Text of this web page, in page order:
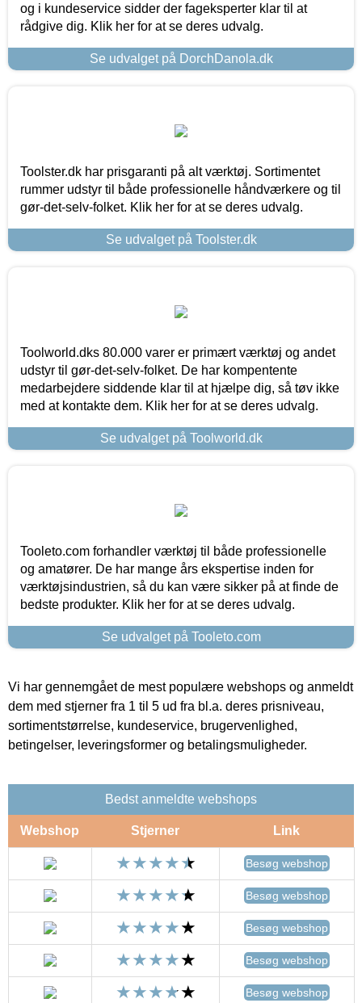
og i kundeservice sidder der fageksperter klar til at
rådgive dig. Klik her for at se deres udvalg.
Se udvalget på DorchDanola.dk
Toolster.dk har prisgaranti på alt værktøj. Sortimentet
rummer udstyr til både professionelle håndværkere og til
gør-det-selv-folket. Klik her for at se deres udvalg.
Se udvalget på Toolster.dk
Toolworld.dks 80.000 varer er primært værktøj og andet
udstyr til gør-det-selv-folket. De har kompentente
medarbejdere siddende klar til at hjælpe dig, så tøv ikke
med at kontakte dem. Klik her for at se deres udvalg.
Se udvalget på Toolworld.dk
Tooleto.com forhandler værktøj til både professionelle
og amatører. De har mange års ekspertise inden for
værktøjsindustrien, så du kan være sikker på at finde de
bedste produkter. Klik her for at se deres udvalg.
Se udvalget på Tooleto.com
Vi har gennemgået de mest populære webshops og anmeldt
dem med stjerner fra 1 til 5 ud fra bl.a. deres prisniveau,
sortimentstørrelse, kundeservice, brugervenlighed,
betingelser, leveringsformer og betalingsmuligheder.
Bedst anmeldte webshops
Webshop Stjerner Link
Besøg webshop
Besøg webshop
Besøg webshop
Besøg webshop
Besøg webshop